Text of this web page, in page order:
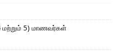
மற்றும் 5) மாணவர்கள்